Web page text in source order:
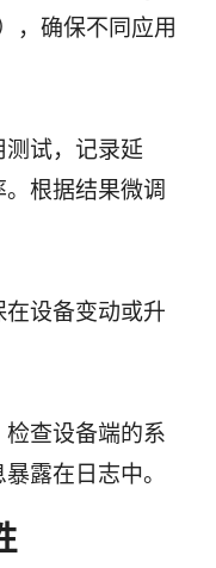
，确保不同应用
试，记录延
根据结果微调
设备变动或升
查设备端的系
露在日志中。